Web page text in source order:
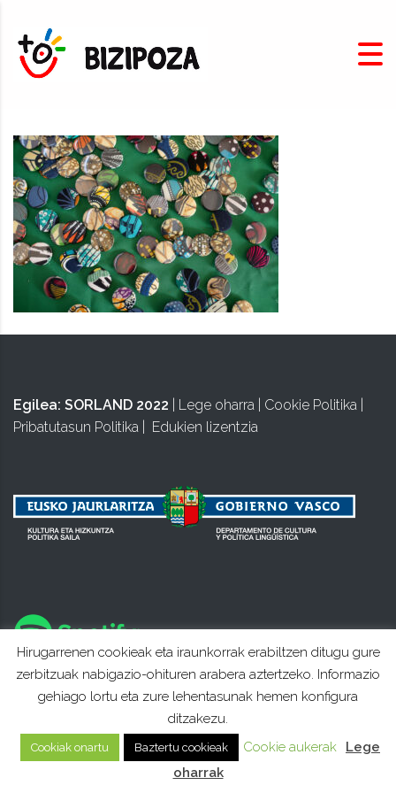
Egilea: SORLAND 2022 Lege oharra Cookie Politika
Pribatutasun Politika
Edukien lizentzia
Hirugarrenen cookieak eta iraunkorrak erabiltzen ditugu gure
zerbitzuak nabigazio-ohituren arabera aztertzeko. Informazio
gehiago lortu eta zure lehentasunak hemen konfigura
ditzakezu.
Cookiak onartu Baztertu cookieak Cookie aukerak
Lege
oharrak